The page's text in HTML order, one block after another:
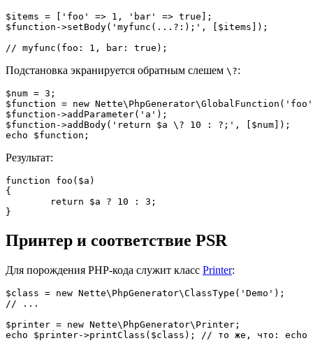
$items = ['foo' => 1, 'bar' => true];
$function->setBody('myfunc(...?:);', [$items]);
Подстановка экранируется обратным слешем \?:
$num = 3;
$function = new
$function->addParameter('a');
$function->addBody('return $a \? 10 : ?;', [$num]);
Результат:
function foo($a)
{
Принтер и соответствие PSR
Для порождения PHP-кода служит класс Printer:
$class = new Nette\PhpGenerator\ClassType('Demo');
// ...
$printer = new Nette\PhpGenerator\Printer;